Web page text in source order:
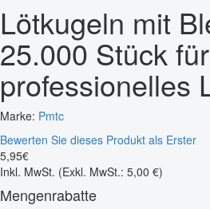
Lötkugeln mit
25.000 Stück für
professionelles
Marke: Pmtc
Bewerten Sie dieses Produkt als Erster
5,95€
Inkl. MwSt. (Exkl. MwSt.: 5,00 €)
Mengenrabatte